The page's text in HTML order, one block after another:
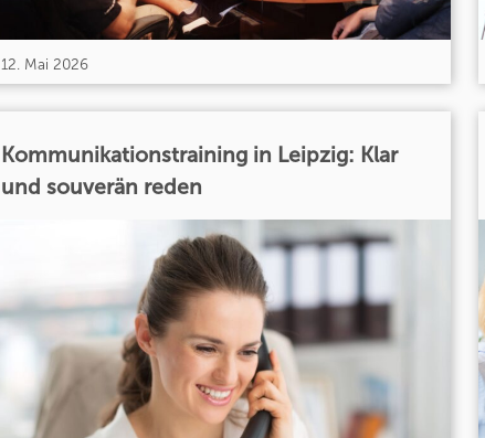
12. Mai 2026
Kommunikationstraining in Leipzig: Klar
und souverän reden